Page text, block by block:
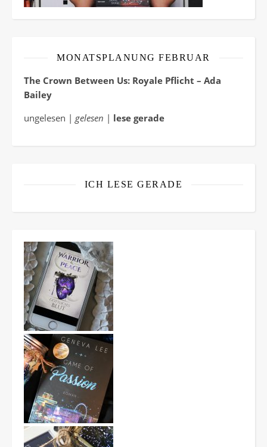
MONATSPLANUNG FEBRUAR
The Crown Between Us: Royale Pflicht – Ada
Bailey
ungelesen | gelesen | lese gerade
ICH LESE GERADE